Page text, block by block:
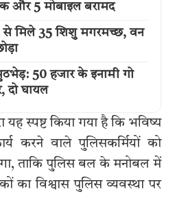
और 5 मोबाइल बरामद
से मिले 35 शिशु मगरमच्छ, वन
50 हजार के इनामी गो
दो घायल
यह स्पष्ट किया गया है कि भविष्य
करने वाले पुलिसकर्मियों को
ताकि पुलिस बल के मनोबल में
का विश्वास पुलिस व्यवस्था पर